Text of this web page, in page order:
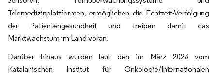
Telemedizinplattformen, ermöglichen die Echtzeit-Verfolgung
der Patientengesundheit und treiben damit das
Marktwachstum im Land voran.
Darüber hinaus wurden laut den im März 2023 vom
Katalanischen Institut für Onkologie/Internationalen